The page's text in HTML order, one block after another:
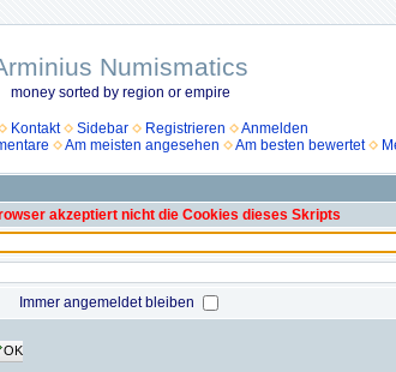
Numismatics
money sorted by region or empire
Kontakt Sidebar Registrieren
Anmelden
Am meisten angesehen Am besten bewertet
akzeptiert nicht die Cookies dieses Skripts
Immer angemeldet bleiben
OK